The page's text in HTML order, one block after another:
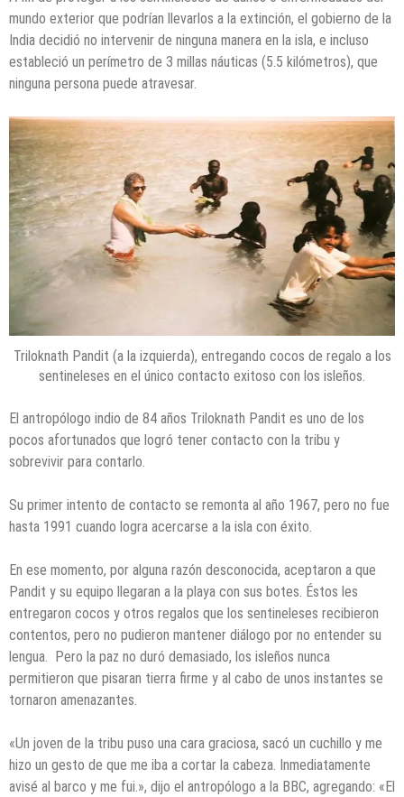
mundo exterior que podrían llevarlos a la extinción, el gobierno de la
India decidió no intervenir de ninguna manera en la isla, e incluso
estableció un perímetro de 3 millas náuticas (5.5 kilómetros), que
ninguna persona puede atravesar.
Triloknath Pandit (a la izquierda), entregando cocos de regalo a los
sentineleses en el único contacto exitoso con los isleños.
El antropólogo indio de 84 años Triloknath Pandit es uno de los
pocos afortunados que logró tener contacto con la tribu y
sobrevivir para contarlo.
Su primer intento de contacto se remonta al año 1967, pero no fue
hasta 1991 cuando logra acercarse a la isla con éxito.
En ese momento, por alguna razón desconocida, aceptaron a que
Pandit y su equipo llegaran a la playa con sus botes. Éstos les
entregaron cocos y otros regalos que los sentineleses recibieron
contentos, pero no pudieron mantener diálogo por no entender su
lengua. Pero la paz no duró demasiado, los isleños nunca
permitieron que pisaran tierra firme y al cabo de unos instantes se
tornaron amenazantes.
«Un joven de la tribu puso una cara graciosa, sacó un cuchillo y me
hizo un gesto de que me iba a cortar la cabeza. Inmediatamente
avisé al barco y me fui.», dijo el antropólogo a la BBC, agregando: «El